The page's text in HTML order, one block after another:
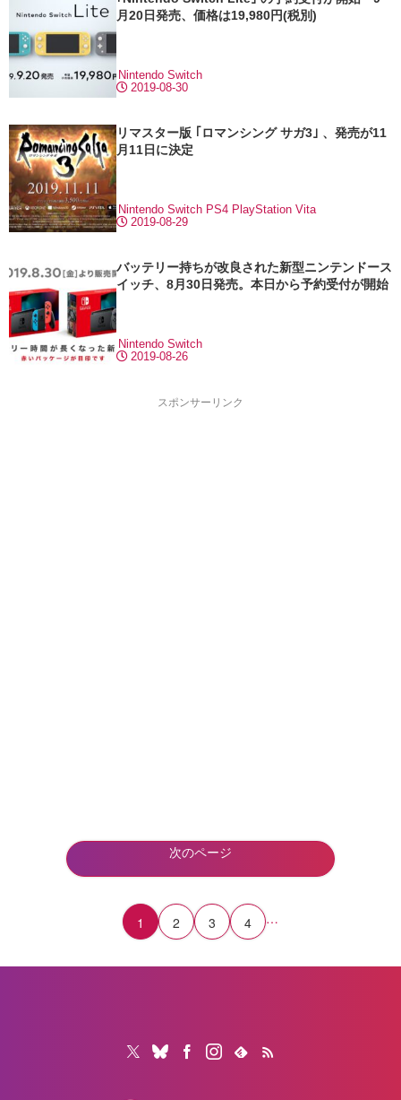
月20日発売、価格は19,980円(税別)
2019-08-30
Nintendo Switch
リマスター版 ｢ロマンシング サガ3｣ 、発売が11
月11日に決定
2019-08-29
Nintendo Switch PS4 PlayStation Vita
バッテリー持ちが改良された新型ニンテンドース
イッチ、8月30日発売。本日から予約受付が開始
2019-08-26
Nintendo Switch
スポンサーリンク
次のページ
1 2 3 4 …